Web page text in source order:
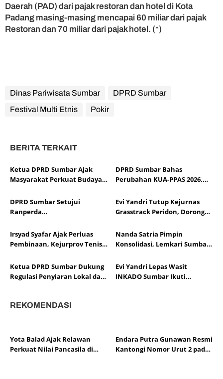
Daerah (PAD) dari pajak restoran dan hotel di Kota
Padang masing-masing mencapai 60 miliar dari pajak
Restoran dan 70 miliar dari pajak hotel. (*)
Dinas Pariwisata Sumbar
DPRD Sumbar
Festival Multi Etnis
Pokir
BERITA TERKAIT
Ketua DPRD Sumbar Ajak
Masyarakat Perkuat Budaya
Menjaga Kantibmas
DPRD Sumbar Bahas
Perubahan KUA-PPAS 2026,
Dinamika Fiskal dan Ekonomi
Daerah
DPRD Sumbar Setujui
Ranperda
2025, Soroti Efektivitas
Kinerja Fiskal
Evi Yandri Tutup Kejurnas
Grasstrack Peridon, Dorong
Berprestasi
Irsyad Syafar Ajak Perluas
Pembinaan, Kejurprov Tenis
Atlet Berprestasi
Nanda Satria Pimpin
Konsolidasi, Lemkari Sumbar
2026
Ketua DPRD Sumbar Dukung
Regulasi Penyiaran Lokal dan
Evi Yandri Lepas Wasit
INKADO Sumbar Ikuti
REKOMENDASI
Yota Balad Ajak Relawan
Perkuat Nilai Pancasila di
Endara Putra Gunawan Resmi
Kantongi Nomor Urut 2 pada